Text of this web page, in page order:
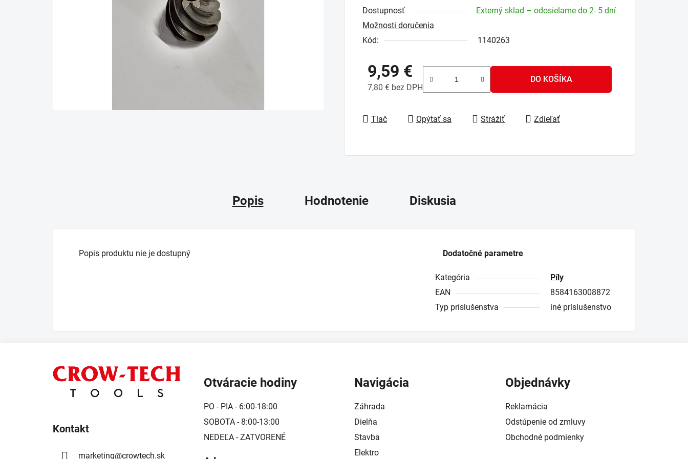
je
0,0
z
hviezdičiek.
Dostupnosť
Externý sklad – odosielame do 2- 5 dní
Možnosti doručenia
Kód:
1140263
9,59 €
7,80 € bez DPH
DO KOŠÍKA
Tlač Opýtať sa Strážiť Zdieľať
Popis Hodnotenie Diskusia
Popis produktu nie je dostupný Dodatočné parametre
Kategória
Píly
EAN
8584163008872
Typ príslušenstva
iné príslušenstvo
Kontakt
marketing@crowtech.sk
Otváracie hodiny
PO - PIA - 6:00-18:00
SOBOTA - 8:00-13:00
NEDEĽA - ZATVORENÉ
Navigácia
Záhrada
Dielňa
Stavba
Elektro
Objednávky
Reklamácia
Odstúpenie od zmluvy
Obchodné podmienky